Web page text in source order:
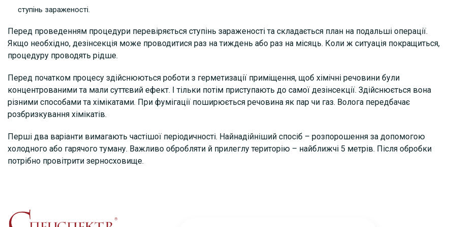
ступінь зараженості.
Перед проведенням процедури перевіряється ступінь зараженості та складається план на подальші операції.
Якщо необхідно, дезінсекція може проводитися раз на тиждень або раз на місяць. Коли ж ситуація покращиться,
процедуру проводять рідше.
Перед початком процесу здійснюються роботи з герметизації приміщення, щоб хімічні речовини були
концентрованими та мали суттєвий ефект. І тільки потім приступають до самої дезінсекції. Здійснюється вона
різними способами та хімікатами. При фумігації поширюється речовина як пар чи газ. Волога передбачає
розбризкування хімікатів.
Перші два варіанти вимагають частішої періодичності. Найнадійніший спосіб – розпорошення за допомогою
холодного або гарячого туману. Важливо обробляти й прилеглу територію – найближчі 5 метрів. Після обробки
потрібно провітрити зерносховище.